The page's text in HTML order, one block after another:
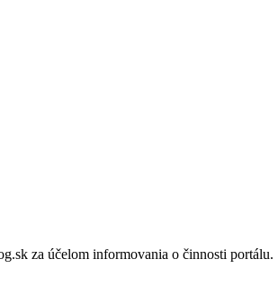
za účelom informovania o činnosti portálu.